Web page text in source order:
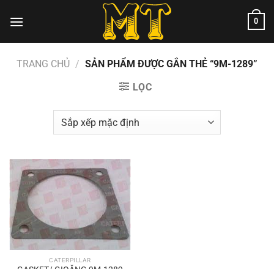
đến
0
TRANG CHỦ / SẢN PHẨM ĐƯỢC GẮN THẺ “9M-1289”
LỌC
CATERPILLAR